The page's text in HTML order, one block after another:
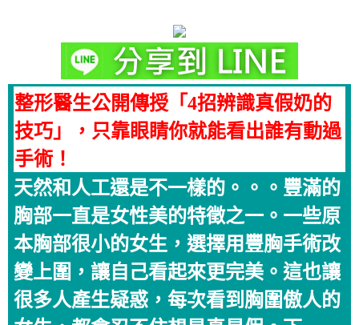
整形醫生公開傳授「4招辨識真假奶的
技巧」，只靠眼睛你就能看出誰有動過
手術！
天然和人工還是不一樣的。。。豐滿的
胸部一直是女性美的特徵之一。一些原
本胸部很小的女生，選擇用豐胸手術改
變上圍，讓自己看起來更完美。這也讓
很多人產生疑惑，每次看到胸圍傲人的